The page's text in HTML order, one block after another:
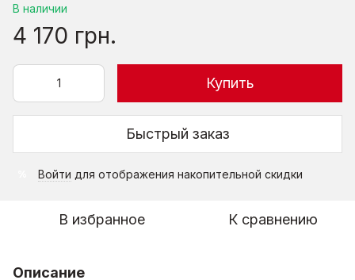
В наличии
4 170 грн.
Купить
Быстрый заказ
Войти для отображения накопительной скидки
В избранное К сравнению
Описание